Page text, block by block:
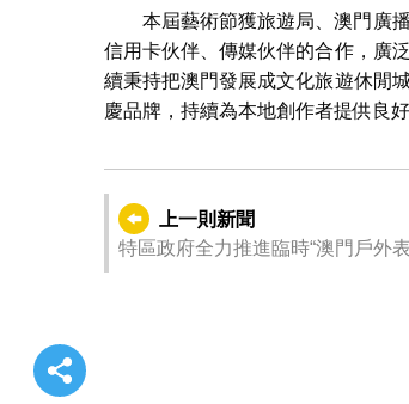
本屆藝術節獲旅遊局、澳門廣
信用卡伙伴、傳媒伙伴的合作，廣
續秉持把澳門發展成文化旅遊休閒
慶品牌，持續為本地創作者提供良
上一則新聞
特區政府全力推進臨時“澳門戶外